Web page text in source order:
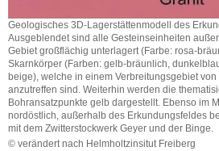
Geyer
(links)
mit
deren
hyperspektralen
Bildgebung
(rechts).
Letztere
ist
Geologisches 3D-Lagerstättenmodell des
Ausgeblendet sind alle Gesteinseinheiten
Gebiet großflächig unterlagert (Farbe: rosa-
Skarnkörper (Farben: gelb-bräunlich,
beige), welche in einem Verbreitungsgebiet
anzutreffen sind. Weiterhin werden die
Bohransatzpunkte gelb dargestellt. Ebenso im
nordöstlich, außerhalb des Erkundungsfeldes
mit dem Zwitterstockwerk Geyer und der Binge.
© verändert nach Helmholtzinsitut Freiberg